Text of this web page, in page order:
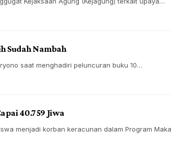
Sudah Nambah
saat menghadiri peluncuran buku 10…
40.759 Jiwa
menjadi korban keracunan dalam Program